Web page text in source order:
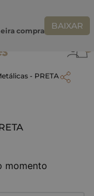
compra BAIXAR
do seu vendedor*
- PRETA
momento